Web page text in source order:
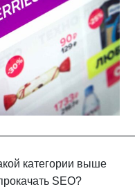
категории выше
SEO?